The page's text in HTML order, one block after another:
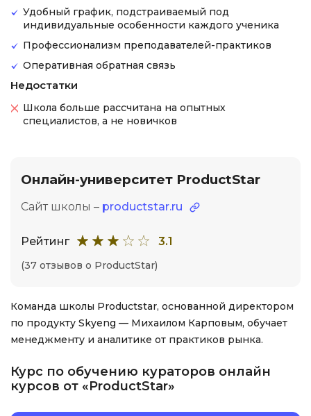
Удобный график, подстраиваемый под
индивидуальные особенности каждого ученика
Профессионализм преподавателей-практиков
Оперативная обратная связь
Недостатки
Школа больше рассчитана на опытных
специалистов, а не новичков
Онлайн-университет ProductStar
Сайт школы – productstar.ru
Рейтинг 3.1
(37 отзывов о ProductStar)
Команда школы Productstar, основанной директором
по продукту Skyeng — Михаилом Карповым, обучает
менеджменту и аналитике от практиков рынка.
Курс по обучению кураторов онлайн
курсов от «ProductStar»